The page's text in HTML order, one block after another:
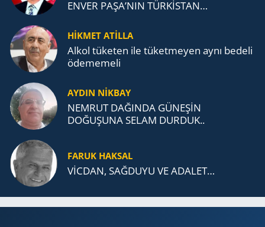
ENVER PAŞA’NIN TÜRKİSTAN
TEŞKİLATI’NA UZANAN MİRASI
HİKMET ATİLLA
Alkol tü­ke­ten ile tü­ket­me­yen aynı be­de­li
öde­me­me­li
AYDIN NİKBAY
NEMRUT DAĞINDA GÜNEŞİN
DOĞUŞUNA SELAM DURDUK..
FARUK HAKSAL
VİCDAN, SAĞ­DU­YU VE ADA­LET…